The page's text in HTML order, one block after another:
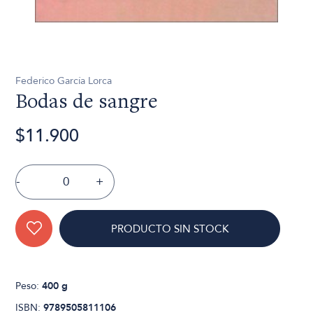
Federico García Lorca
Bodas de sangre
$11.900
- +
PRODUCTO SIN STOCK
Peso:400 g
ISBN:9789505811106